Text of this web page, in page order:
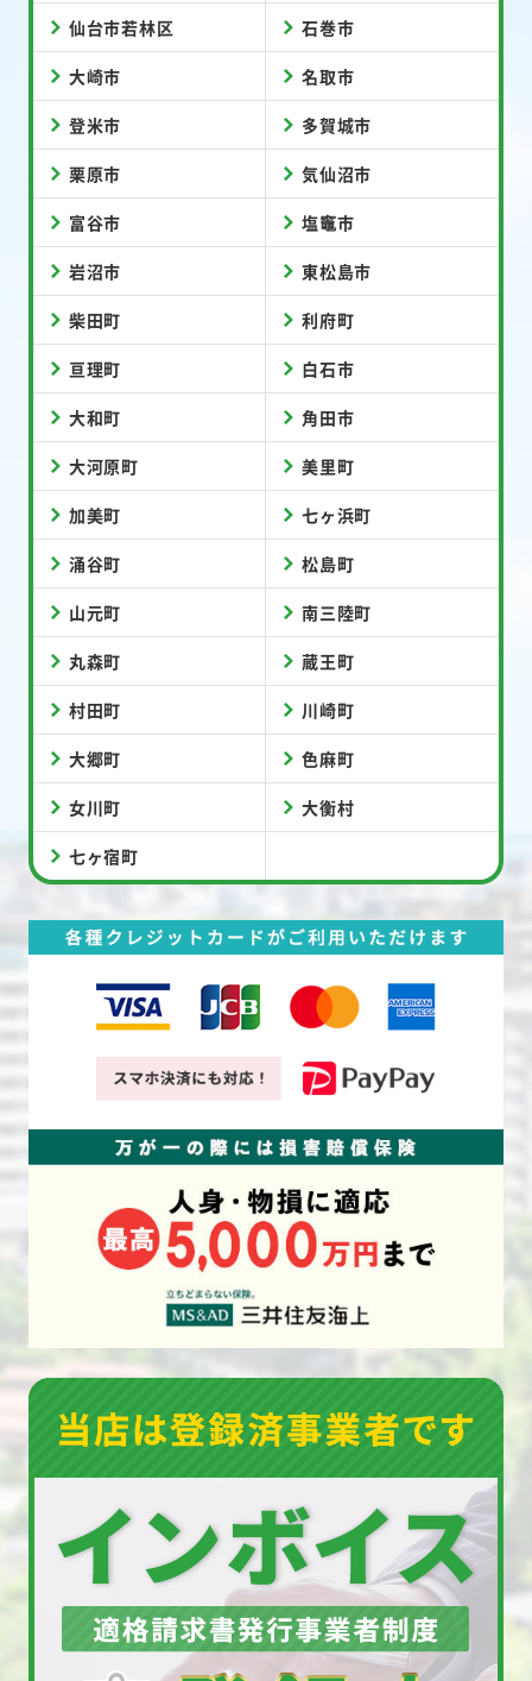
仙台市若林区 石巻市
大崎市 名取市
登米市 多賀城市
栗原市 気仙沼市
富谷市 塩竈市
岩沼市 東松島市
柴田町 利府町
亘理町 白石市
大和町 角田市
大河原町 美里町
加美町 七ヶ浜町
涌谷町 松島町
山元町 南三陸町
丸森町 蔵王町
村田町 川崎町
大郷町 色麻町
女川町 大衡村
七ヶ宿町